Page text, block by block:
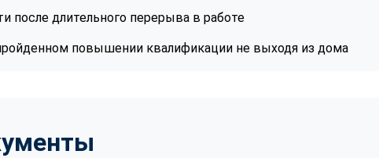
после длительного перерыва в работе
повышении квалификации не выходя из дома